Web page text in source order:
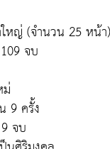
หญ่ (จำนวน 25 หน้
จบ
9 ครั้ง
จบ